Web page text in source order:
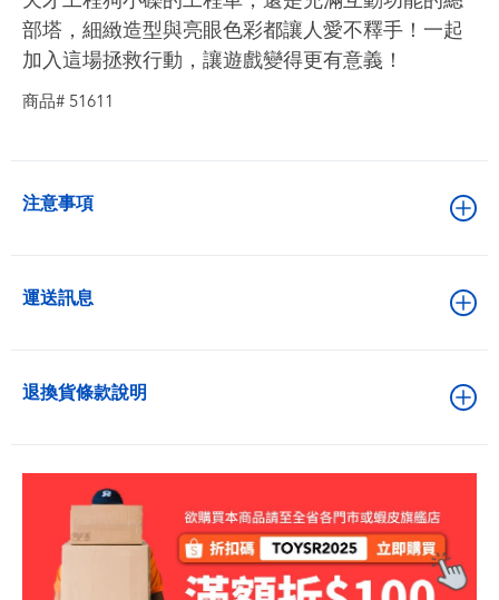
生活雜貨
部塔，細緻造型與亮眼色彩都讓人愛不釋手！一起
加入這場拯救行動，讓遊戲變得更有意義！
商品# 51611
注意事項
運送訊息
退換貨條款說明